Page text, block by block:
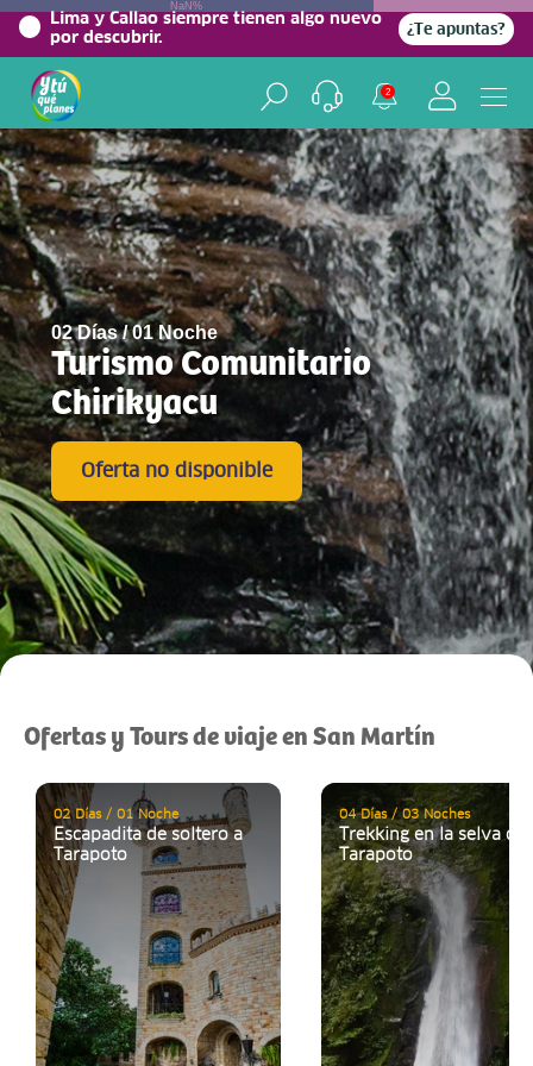
Lima y Callao siempre tienen algo nuevo
por descubrir.
¿Te apuntas?
2
NaN%
02 Días / 01 Noche
Turismo Comunitario
Chirikyacu
Oferta no disponible
Ofertas y Tours de viaje en San Martín
02 Días / 01 Noche
Escapadita de soltero a
Tarapoto
04 Días / 03 Noches
Trekking en la selva de
Tarapoto